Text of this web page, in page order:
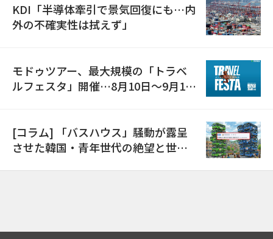
KDI「半導体牽引で景気回復にも…内
外の不確実性は拭えず」
モドゥツアー、最大規模の「トラベ
ルフェスタ」開催…8月10日～9月11
[コラム] 「バスハウス」騒動が露呈
させた韓国・青年世代の絶望と世代